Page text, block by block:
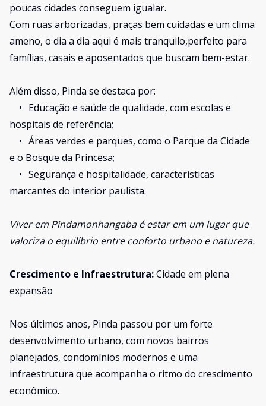
poucas cidades conseguem igualar.
Com ruas arborizadas, praças bem cuidadas e um clima
ameno, o dia a dia aqui é mais tranquilo,perfeito para
famílias, casais e aposentados que buscam bem-estar.
Além disso, Pinda se destaca por:
• Educação e saúde de qualidade, com escolas e
hospitais de referência;
• Áreas verdes e parques, como o Parque da Cidade
e o Bosque da Princesa;
• Segurança e hospitalidade, características
marcantes do interior paulista.
Viver em Pindamonhangaba é estar em um lugar que
valoriza o equilíbrio entre conforto urbano e natureza.
Crescimento e Infraestrutura:Cidade em plena
expansão
Nos últimos anos, Pinda passou por um forte
desenvolvimento urbano, com novos bairros
planejados, condomínios modernos e uma
infraestrutura que acompanha o ritmo do crescimento
econômico.